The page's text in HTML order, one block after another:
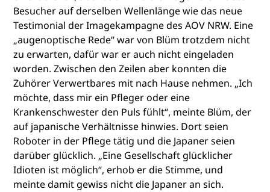
Besucher auf derselben Wellenlänge wie das neue
Testimonial der Imagekampagne des AOV NRW. Eine
„augenoptische Rede“ war von Blüm trotzdem nicht
zu erwarten, dafür war er auch nicht eingeladen
worden. Zwischen den Zeilen aber konnten die
Zuhörer Verwertbares mit nach Hause nehmen. „Ich
möchte, dass mir ein Pfleger oder eine
Krankenschwester den Puls fühlt“, meinte Blüm, der
auf japanische Verhältnisse hinwies. Dort seien
Roboter in der Pflege tätig und die Japaner seien
darüber glücklich. „Eine Gesellschaft glücklicher
Idioten ist möglich“, erhob er die Stimme, und
meinte damit gewiss nicht die Japaner an sich.